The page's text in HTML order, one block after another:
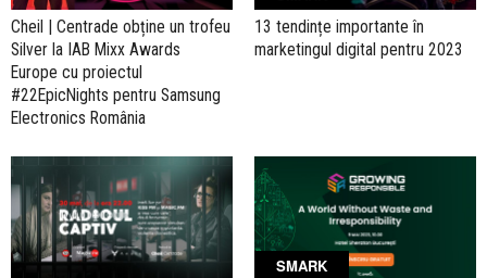
Cheil | Centrade obține un trofeu
Silver la IAB Mixx Awards
Europe cu proiectul
#22EpicNights pentru Samsung
Electronics România
13 tendințe importante în
marketingul digital pentru 2023
SMARK